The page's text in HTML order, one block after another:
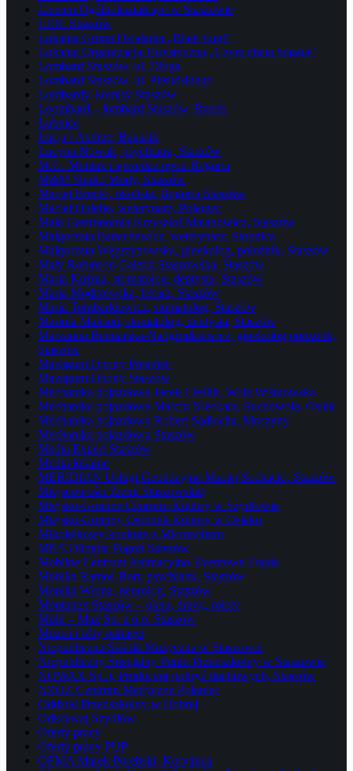
Liceum Ogólnokształcące w Staszowie
LIDL Staszów
Lokalna Grupa Działania „Białe Ługi”
Lokalna Organizacja Turystyczna „Czym chata bogata”
Lombard Staszów, ul. Długa
Lombard Staszów, ul. Piłsudskiego
Lombardy, komisy Staszów
Loombard – lombard Staszów, Rynek
Łubnice
Łucja i Andrzej Banasik
Lucyna Nowak, psychiatra, Staszów
M.G. Montaż i sprzedaż opon Bogoria
M&M Studio Mody, Staszów
Maciej Brocki, okulista, Bogoria Staszów
Maciej Dulęba, weterynarz, Połaniec
Mała Gastronomia Krzysztof Malanowicz, Staszów
Małgorzata Banachewicz, weterynarz, Stopnica
Małgorzata Węgrzynowska, ginekolog, położnik, Staszów
Mały Robinson Galeria Staszowska, Staszów
Maria Kuźnia, stomatolog, dentysta, Staszów
Maria Modrzewska, lekarz, Staszów
Maria Tombarkiewicz, stomatolog, Staszów
Mariola Maksoń, stomatolog, dentysta, Staszów
Marzanna Bednarska-Nadgrodkiewicz, ginekolog położnik,
Staszów
Mazagum Opony Połaniec
Mazagum Opony Staszów
Mechanika pojazdowa Jacek Cieślik, Wola Wiśniowska
Mechanika pojazdowa Marcin Nieckarz, Suchowola, Osiek
Mechanika pojazdowa Robert Sadłocha, Moszyny
Mechanika pojazdowa Staszów
Media Expert Staszów
Media lokalne
MERIDIAN Usługi Geodezyjne Maciej Sochacki, Staszów
Miejscowości Ziemi Staszowskiej
Miejsko-Gminne Centrum Kultury w Szydłowie
Miejsko-Gminny Ośrodek Kultury w Osieku
Mikołajkowy konkurs z Microsoftem
MKS Olimpia Pogoń Staszów
Mobilne Centrum Animacyjno-Eventowe Frajda
Monika Ramos-Bort, psychiatra, Staszów
Monika Wrona, neurolog, Staszów
Montanex Staszów – okna, drzwi, rolety
Multi – Max Sp. z o.o. Staszów
Muzea i izby pamięci
Niepubliczna Szkoła Muzyczna w Staszowie
Niepubliczny Specjalny Punkt Przedszkolny w Staszowie
NOWAX Sp. j. Producent pokryć dachowych, Staszów
NZOZ Centrum Medyczne Połaniec
Oddział Przedszkolny w Dobrej
Odkrywaj Szydłów
Oferty pracy
Oferty pracy PUP
OFMA Marek Porębski, Korytnica